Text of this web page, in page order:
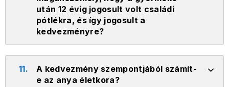
után 12 évig jogosult volt családi
pótlékra, és így jogosult a
kedvezményre?
11.
A kedvezmény szempontjából számít-
e az anya életkora?